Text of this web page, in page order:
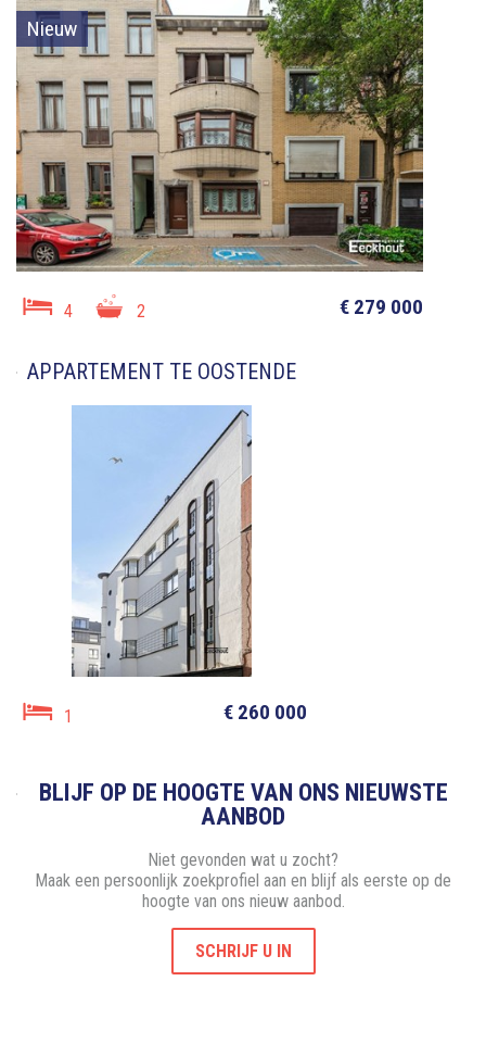
Nieuw
4 2 € 279 000
APPARTEMENT TE OOSTENDE
1 € 260 000
BLIJF OP DE HOOGTE VAN ONS NIEUWSTE
AANBOD
Niet gevonden wat u zocht?
Maak een persoonlijk zoekprofiel aan en blijf als eerste op de
hoogte van ons nieuw aanbod.
SCHRIJF U IN